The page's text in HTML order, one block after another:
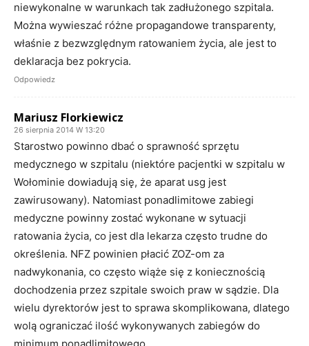
niewykonalne w warunkach tak zadłużonego szpitala.
Można wywieszać różne propagandowe transparenty,
właśnie z bezwzględnym ratowaniem życia, ale jest to
deklaracja bez pokrycia.
Odpowiedz
Mariusz Florkiewicz
26 sierpnia 2014 W 13:20
Starostwo powinno dbać o sprawność sprzętu
medycznego w szpitalu (niektóre pacjentki w szpitalu w
Wołominie dowiadują się, że aparat usg jest
zawirusowany). Natomiast ponadlimitowe zabiegi
medyczne powinny zostać wykonane w sytuacji
ratowania życia, co jest dla lekarza często trudne do
określenia. NFZ powinien płacić ZOZ-om za
nadwykonania, co często wiąże się z koniecznością
dochodzenia przez szpitale swoich praw w sądzie. Dla
wielu dyrektorów jest to sprawa skomplikowana, dlatego
wolą ograniczać ilość wykonywanych zabiegów do